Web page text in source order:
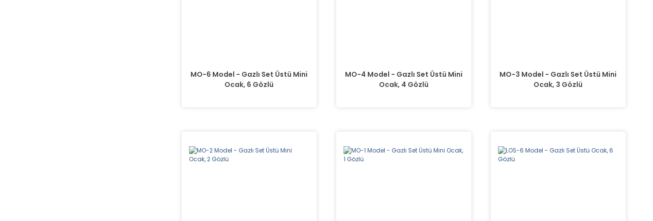
MO-6 Model - Gazlı Set Üstü Mini
Ocak, 6 Gözlü
MO-4 Model - Gazlı Set Üstü Mini
Ocak, 4 Gözlü
MO-3 Model - Gazlı Set Üstü Mini
Ocak, 3 Gözlü